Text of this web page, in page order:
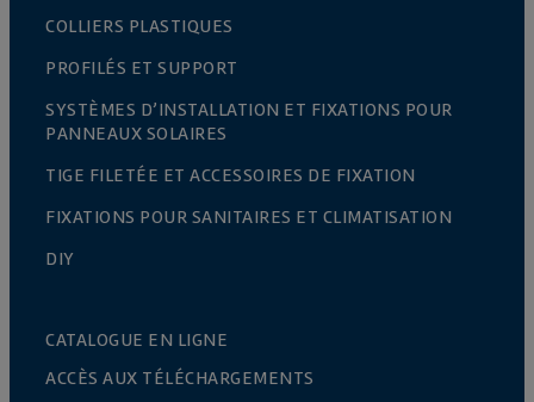
COLLIERS PLASTIQUES
PROFILÉS ET SUPPORT
SYSTÈMES D’INSTALLATION ET FIXATIONS POUR
PANNEAUX SOLAIRES
TIGE FILETÉE ET ACCESSOIRES DE FIXATION
FIXATIONS POUR SANITAIRES ET CLIMATISATION
DIY
CATALOGUE EN LIGNE
ACCÈS AUX TÉLÉCHARGEMENTS